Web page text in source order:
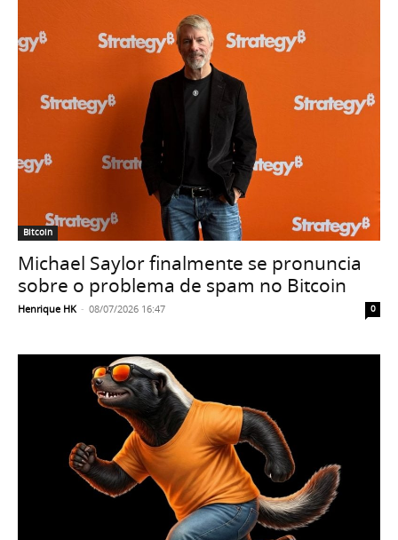
Bitcoin
Michael Saylor finalmente se pronuncia
sobre o problema de spam no Bitcoin
Henrique HK - 08/07/2026 16:47 0